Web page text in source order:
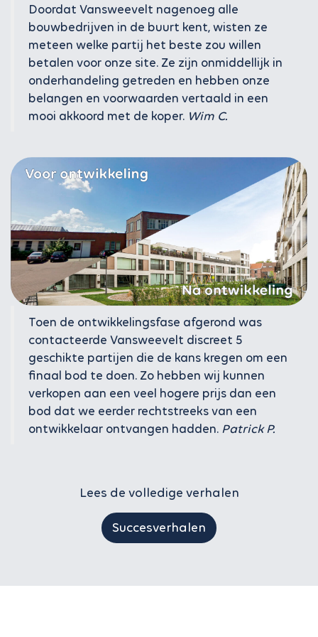
Doordat Vansweevelt nagenoeg alle
bouwbedrijven in de buurt kent, wisten ze
meteen welke partij het beste zou willen
betalen voor onze site. Ze zijn onmiddellijk in
onderhandeling getreden en hebben onze
belangen en voorwaarden vertaald in een
mooi akkoord met de koper. Wim C.
Toen de ontwikkelingsfase afgerond was
contacteerde Vansweevelt discreet 5
geschikte partijen die de kans kregen om een
finaal bod te doen. Zo hebben wij kunnen
verkopen aan een veel hogere prijs dan een
bod dat we eerder rechtstreeks van een
ontwikkelaar ontvangen hadden. Patrick P.
Lees de volledige verhalen
Succesverhalen